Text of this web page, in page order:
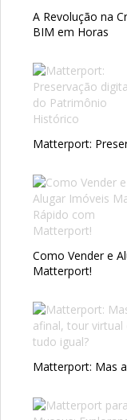
A Revolução na
BIM em Horas
Matterport:
Como Vender e
Matterport!
Matterport: Mas